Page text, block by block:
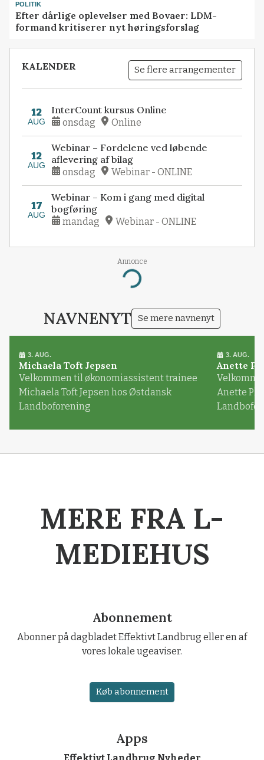
POLITIK
Efter dårlige oplevelser med Bovaer: LDM-
formand kritiserer nyt høringsforslag
KALENDER Se flere arrangementer
12
AUG
InterCount kursus Online
onsdag Online
12
AUG
Webinar – Fordelene ved løbende
aflevering af bilag
onsdag Webinar - ONLINE
17
AUG
Webinar – Kom i gang med digital
bogføring
mandag Webinar - ONLINE
Annonce
Loading...
NAVNENYT Se mere navnenyt
3. AUG.
Michaela Toft Jepsen
Velkommen til økonomiassistent trainee
Michaela Toft Jepsen hos Østdansk
Landboforening
3. AUG.
Anette
Anette
MERE FRA L-
MEDIEHUS
Abonnement
Abonner på dagbladet Effektivt Landbrug eller en af
vores lokale ugeaviser.
Køb abonnement
Apps
Effektivt Landbrug Nyheder